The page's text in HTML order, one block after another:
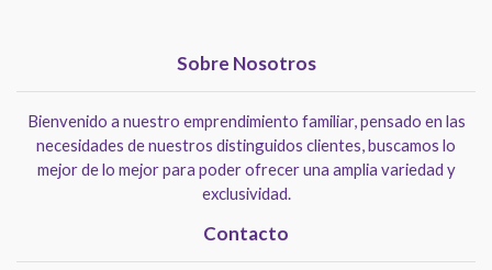
Sobre Nosotros
Bienvenido a nuestro emprendimiento familiar, pensado en las
necesidades de nuestros distinguidos clientes, buscamos lo
mejor de lo mejor para poder ofrecer una amplia variedad y
exclusividad.
Contacto